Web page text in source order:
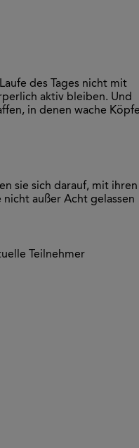
des Tages nicht mit
aktiv bleiben. Und
in denen wache
sie sich darauf, mit ihren
außer Acht gelassen
Teilnehmer